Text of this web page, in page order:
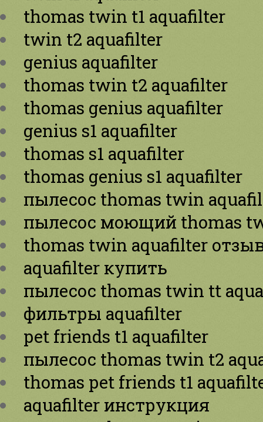
thomas twin t1 aquafilter
twin t2 aquafilter
genius aquafilter
thomas twin t2 aquafilter
thomas genius aquafilter
genius s1 aquafilter
thomas s1 aquafilter
thomas genius s1 aquafilter
пылесос thomas twin
пылесос моющий thomas
thomas twin aquafilter
aquafilter купить
пылесос thomas twin tt
фильтры aquafilter
pet friends t1 aquafilter
пылесос thomas twin t2
thomas pet friends t1
aquafilter инструкция